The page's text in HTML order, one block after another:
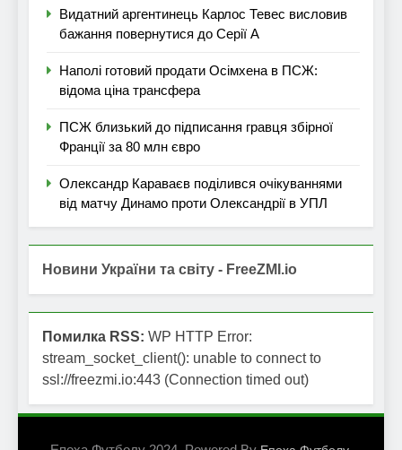
Видатний аргентинець Карлос Тевес висловив
бажання повернутися до Серії А
Наполі готовий продати Осімхена в ПСЖ:
відома ціна трансфера
ПСЖ близький до підписання гравця збірної
Франції за 80 млн євро
Олександр Караваєв поділився очікуваннями
від матчу Динамо проти Олександрії в УПЛ
Новини України та світу - FreeZMI.io
Помилка RSS: WP HTTP Error:
stream_socket_client(): unable to connect to
ssl://freezmi.io:443 (Connection timed out)